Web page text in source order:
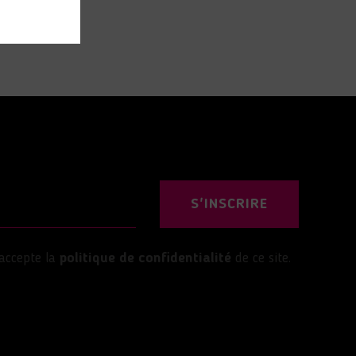
S'INSCRIRE
la politique de confidentialité de ce site.